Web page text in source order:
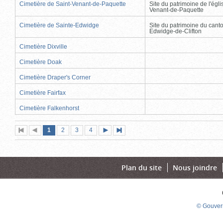
Cimetière de Saint-Venant-de-Paquette
Site du patrimoine de
Venant-de-Paquette
Cimetière de Sainte-Edwidge
Site du patrimoine du
Edwidge-de-Clifton
Cimetière Dixville
Cimetière Doak
Cimetière Draper's Corner
Cimetière Fairfax
Cimetière Falkenhorst
Première
page
Page
précédente
Page
1 (page
actuelle)
Page
2 Page
3 Page
4
suivante
page
Plan du site Nous joindre
©